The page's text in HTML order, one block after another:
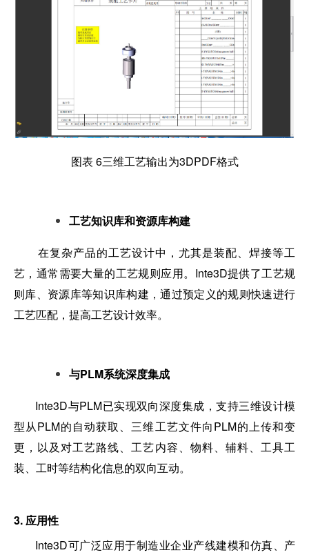
图表 6三维工艺输出为3DPDF格式
工艺知识库和资源库构建
在复杂产品的工艺设计中，尤其是装配、焊接等工
艺，通常需要大量的工艺规则应用。Inte3D提供了工艺规
则库、资源库等知识库构建，通过预定义的规则快速进行
工艺匹配，提高工艺设计效率。
与PLM系统深度集成
Inte3D与PLM已实现双向深度集成，支持三维设计模
型从PLM的自动获取、三维工艺文件向PLM的上传和变
更，以及对工艺路线、工艺内容、物料、辅料、工具工
装、工时等结构化信息的双向互动。
3. 应用性
Inte3D可广泛应用于制造业企业产线建模和仿真、产